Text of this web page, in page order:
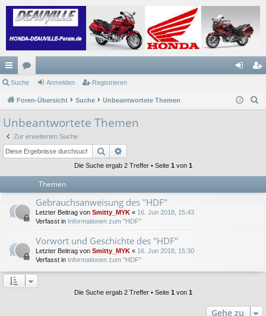
ch
ne
llz
ug
riff
or
en m ist
Suche Anmelden Registrieren
Foren-Übersicht Suche Unbeantwortete Themen
Unbeantwortete Themen
Zur erweiterten Suche
Suche
Die Suche ergab 2 Treffer • Seite 1 von 1
Themen
Gebrauchsanweisung des "HDF"
Letzter Beitrag von Smitty_MYK « 16. Jun 2018, 15:43
Verfasst in Informationen zum "HDF"
Vorwort und Geschichte des "HDF"
Letzter Beitrag von Smitty_MYK « 16. Jun 2018, 15:30
Verfasst in Informationen zum "HDF"
Die Suche ergab 2 Treffer • Seite 1 von 1
Gehe zu